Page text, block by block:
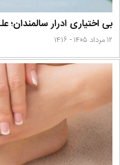
بی اختیاری ادرار
۱۲ مرداد ۱۴۰۵ - ۱۴:۱۶